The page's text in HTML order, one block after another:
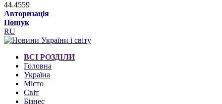
44.4559
Авторизація
Пошук
RU
ВСІ РОЗДІЛИ
Головна
Україна
Місто
Світ
Бізнес